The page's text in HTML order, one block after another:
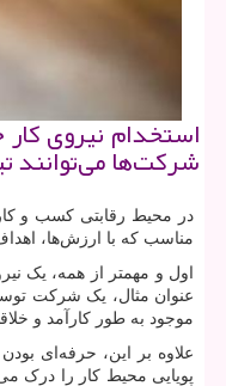
استخدام نیروی
شرکت‌ها می‌توانند
در محیط رقابتی کسب و
مناسب که با ارزش‌ها،
اول و مهمتر از همه، یک
عنوان مثال، یک شرکت
موجود به طور کارآمد و
علاوه بر این، حرفه‌ای
پویایی محیط کار را درک